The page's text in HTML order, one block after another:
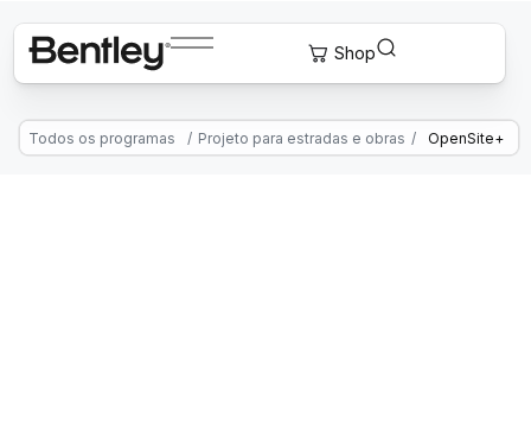
Todos os programas / Projeto para estradas e obras / OpenSite+